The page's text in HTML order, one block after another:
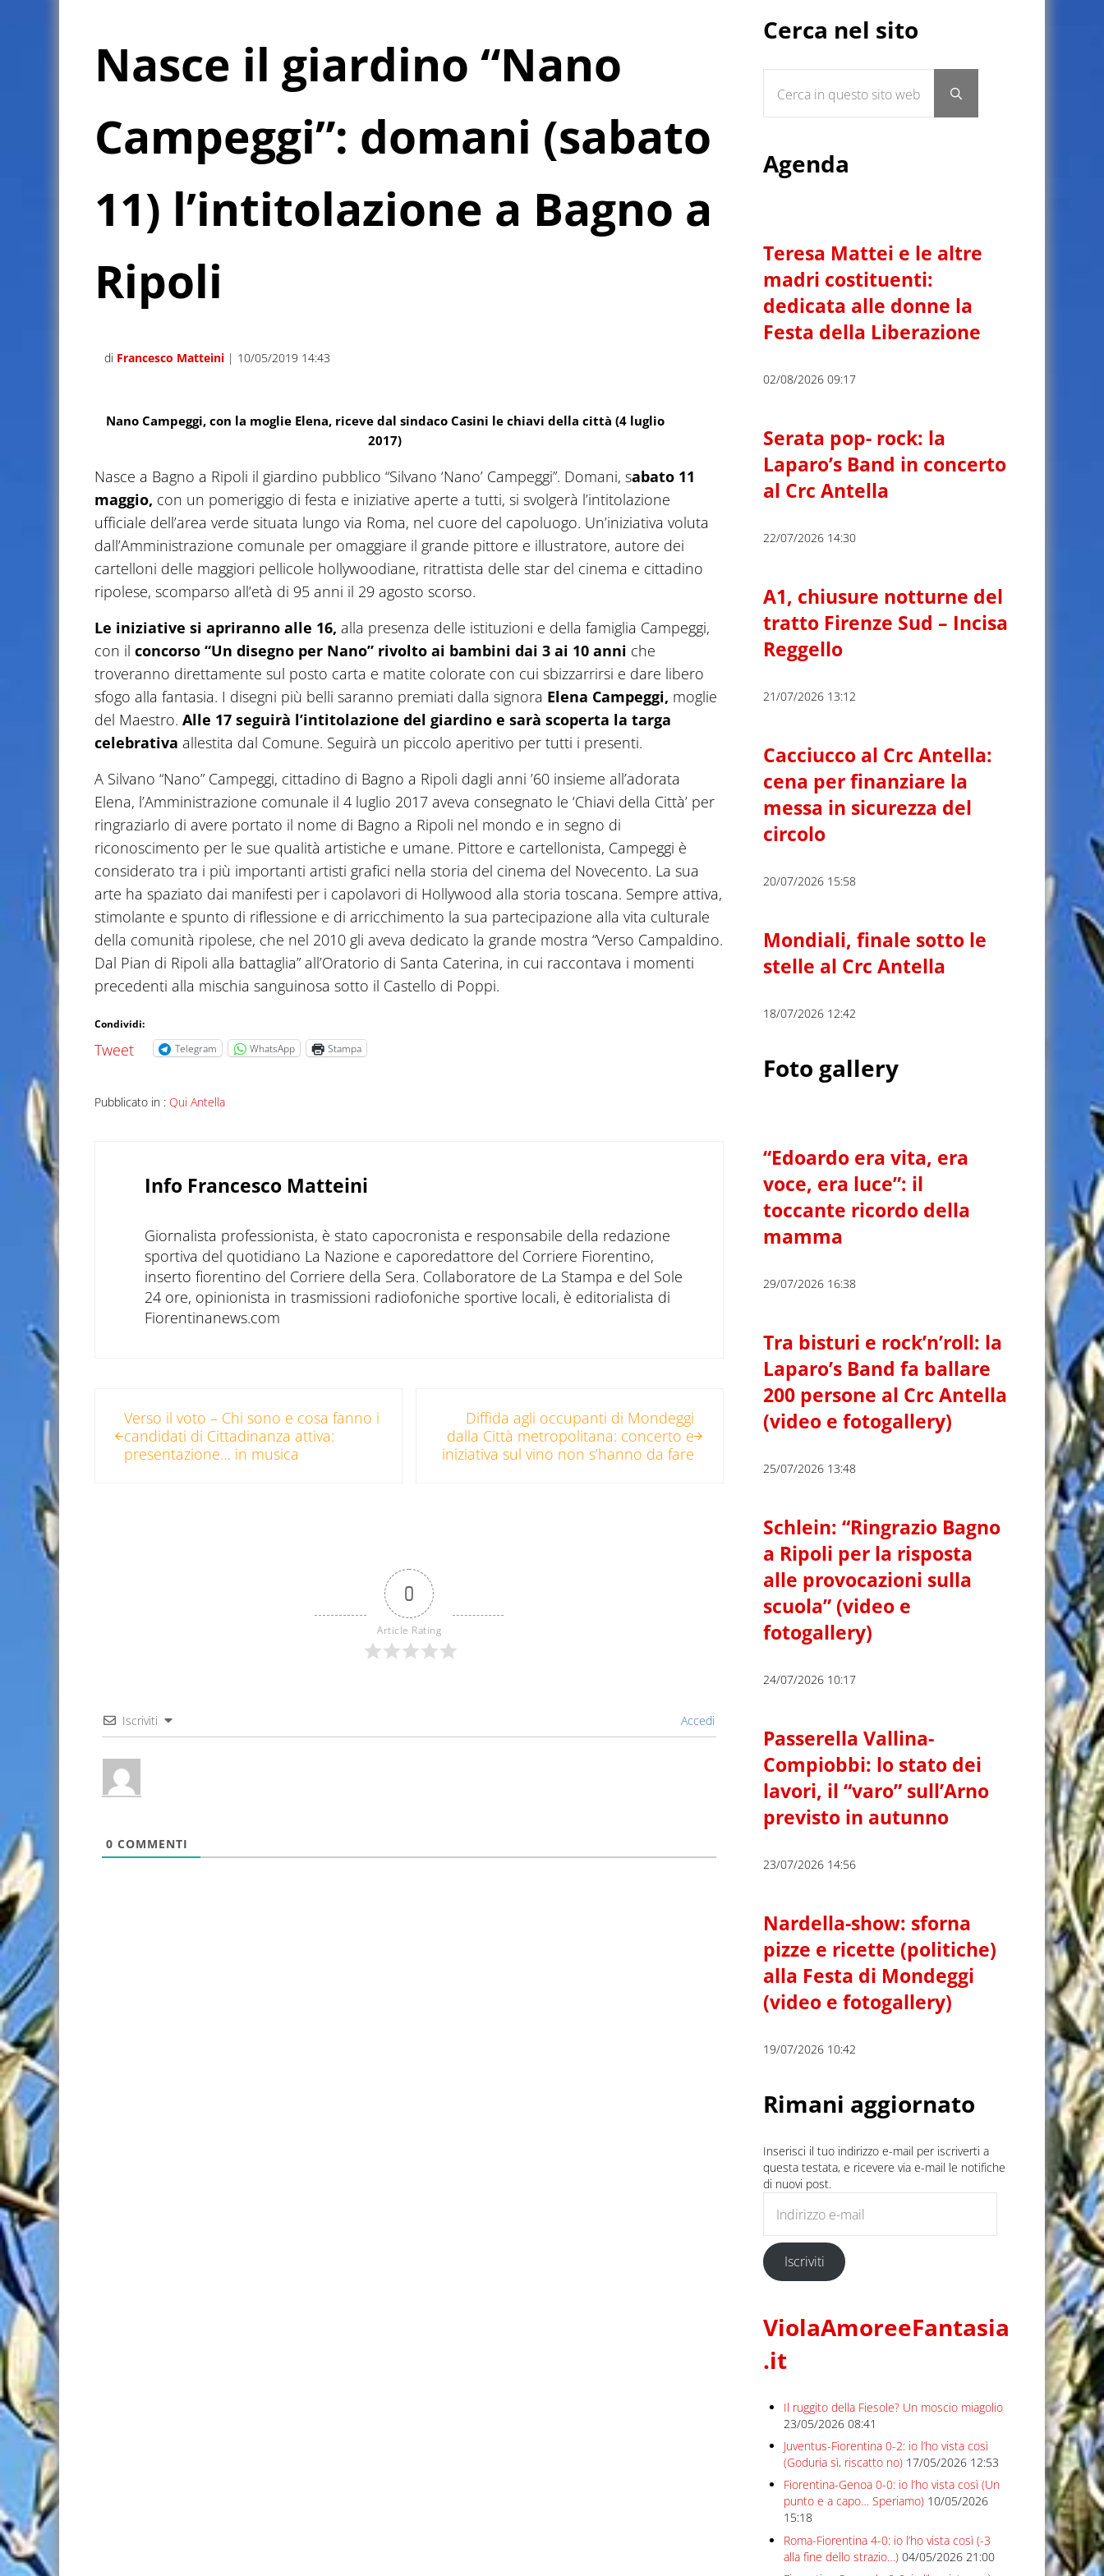
Nasce il giardino “Nano
Campeggi”: domani (sabato
11) l’intitolazione a Bagno a
Ripoli
di Francesco Matteini | 10/05/2019 14:43
Nano Campeggi, con la moglie Elena, riceve dal sindaco Casini le chiavi della città (4 luglio
2017)
Nasce a Bagno a Ripoli il giardino pubblico “Silvano ‘Nano’ Campeggi”. Domani, sabato 11
maggio, con un pomeriggio di festa e iniziative aperte a tutti, si svolgerà l’intitolazione
ufficiale dell’area verde situata lungo via Roma, nel cuore del capoluogo. Un’iniziativa voluta
dall’Amministrazione comunale per omaggiare il grande pittore e illustratore, autore dei
cartelloni delle maggiori pellicole hollywoodiane, ritrattista delle star del cinema e cittadino
ripolese, scomparso all’età di 95 anni il 29 agosto scorso.
Le iniziative si apriranno alle 16, alla presenza delle istituzioni e della famiglia Campeggi,
con il concorso “Un disegno per Nano” rivolto ai bambini dai 3 ai 10 anni che
troveranno direttamente sul posto carta e matite colorate con cui sbizzarrirsi e dare libero
sfogo alla fantasia. I disegni più belli saranno premiati dalla signora Elena Campeggi, moglie
del Maestro. Alle 17 seguirà l’intitolazione del giardino e sarà scoperta la targa
celebrativa allestita dal Comune. Seguirà un piccolo aperitivo per tutti i presenti.
A Silvano “Nano” Campeggi, cittadino di Bagno a Ripoli dagli anni ’60 insieme all’adorata
Elena, l’Amministrazione comunale il 4 luglio 2017 aveva consegnato le ‘Chiavi della Città’ per
ringraziarlo di avere portato il nome di Bagno a Ripoli nel mondo e in segno di
riconoscimento per le sue qualità artistiche e umane. Pittore e cartellonista, Campeggi è
considerato tra i più importanti artisti grafici nella storia del cinema del Novecento. La sua
arte ha spaziato dai manifesti per i capolavori di Hollywood alla storia toscana. Sempre attiva,
stimolante e spunto di riflessione e di arricchimento la sua partecipazione alla vita culturale
della comunità ripolese, che nel 2010 gli aveva dedicato la grande mostra “Verso Campaldino.
Dal Pian di Ripoli alla battaglia” all’Oratorio di Santa Caterina, in cui raccontava i momenti
precedenti alla mischia sanguinosa sotto il Castello di Poppi.
Condividi:
Tweet Telegram WhatsApp Stampa
Pubblicato in : Qui Antella
Info Francesco Matteini
Giornalista professionista, è stato capocronista e responsabile della redazione
sportiva del quotidiano La Nazione e caporedattore del Corriere Fiorentino,
inserto fiorentino del Corriere della Sera. Collaboratore de La Stampa e del Sole
24 ore, opinionista in trasmissioni radiofoniche sportive locali, è editorialista di
Fiorentinanews.com
Verso il voto – Chi sono e cosa fanno i
candidati di Cittadinanza attiva:
presentazione… in musica
Diffida agli occupanti di Mondeggi
dalla Città metropolitana: concerto e
iniziativa sul vino non s’hanno da fare
0
Article Rating
Iscriviti Accedi
0 COMMENTI
Cerca nel sito
Submit search
Agenda
Teresa Mattei e le altre
madri costituenti:
dedicata alle donne la
Festa della Liberazione
02/08/2026 09:17
Serata pop- rock: la
Laparo’s Band in concerto
al Crc Antella
22/07/2026 14:30
A1, chiusure notturne del
tratto Firenze Sud – Incisa
Reggello
21/07/2026 13:12
Cacciucco al Crc Antella:
cena per finanziare la
messa in sicurezza del
circolo
20/07/2026 15:58
Mondiali, finale sotto le
stelle al Crc Antella
18/07/2026 12:42
Foto gallery
“Edoardo era vita, era
voce, era luce”: il
toccante ricordo della
mamma
29/07/2026 16:38
Tra bisturi e rock’n’roll: la
Laparo’s Band fa ballare
200 persone al Crc Antella
(video e fotogallery)
25/07/2026 13:48
Schlein: “Ringrazio Bagno
a Ripoli per la risposta
alle provocazioni sulla
scuola” (video e
fotogallery)
24/07/2026 10:17
Passerella Vallina-
Compiobbi: lo stato dei
lavori, il “varo” sull’Arno
previsto in autunno
23/07/2026 14:56
Nardella-show: sforna
pizze e ricette (politiche)
alla Festa di Mondeggi
(video e fotogallery)
19/07/2026 10:42
Rimani aggiornato
Inserisci il tuo indirizzo e-mail per iscriverti a
questa testata, e ricevere via e-mail le notifiche
di nuovi post.
Iscriviti
ViolaAmoreeFantasia
.it
Il ruggito della Fiesole? Un moscio miagolio
23/05/2026 08:41
Juventus-Fiorentina 0-2: io l’ho vista così
(Goduria sì, riscatto no) 17/05/2026 12:53
Fiorentina-Genoa 0-0: io l’ho vista così (Un
punto e a capo… Speriamo) 10/05/2026
15:18
Roma-Fiorentina 4-0: io l’ho vista così (-3
alla fine dello strazio…) 04/05/2026 21:00